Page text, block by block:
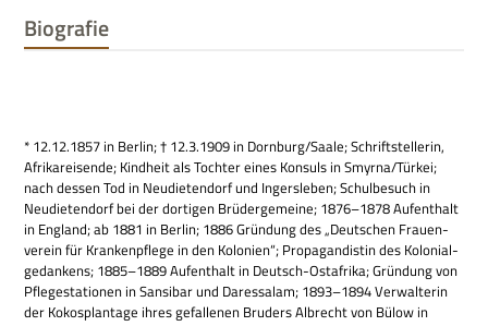
Biografie
* 12.12.1857 in Ber­lin; † 12.3.1909 in Dornburg/Saale; Schrift­stel­le­rin,
Afri­ka­rei­sende; Kind­heit als Toch­ter eines Kon­suls in Smyrna/Türkei;
nach des­sen Tod in Neu­die­ten­dorf und Ingers­le­ben; Schul­be­such in
Neu­die­ten­dorf bei der dor­ti­gen Brü­der­ge­meine; 1876–1878 Auf­ent­halt
in Eng­land; ab 1881 in Ber­lin; 1886 Grün­dung des „Deut­schen Frau­en­
ver­ein für Kran­ken­pflege in den Kolo­nien“; Pro­pa­gan­di­stin des Kolo­ni­al­
ge­dan­kens; 1885–1889 Auf­ent­halt in Deutsch-Ost­afrika; Grün­dung von
Pfle­ge­sta­tio­nen in San­si­bar und Dar­essa­lam; 1893–1894 Ver­wal­te­rin
der Kokos­plan­tage ihres gefal­le­nen Bru­ders Albrecht von Bülow in